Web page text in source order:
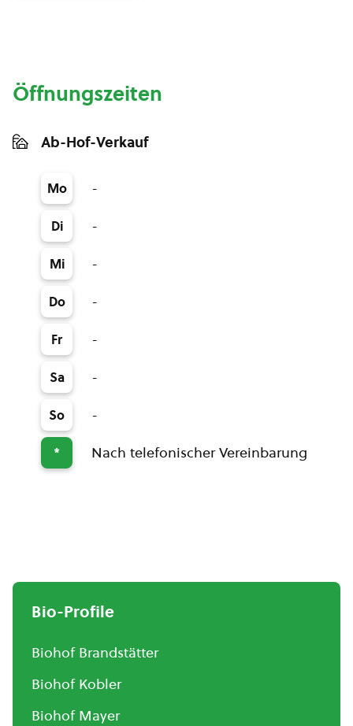
Öffnungszeiten
Ab-Hof-Verkauf
Mo -
Di -
Mi -
Do -
Fr -
Sa -
So -
* Nach telefonischer Vereinbarung
Bio-Profile
Biohof Brandstätter
Biohof Kobler
Biohof Mayer